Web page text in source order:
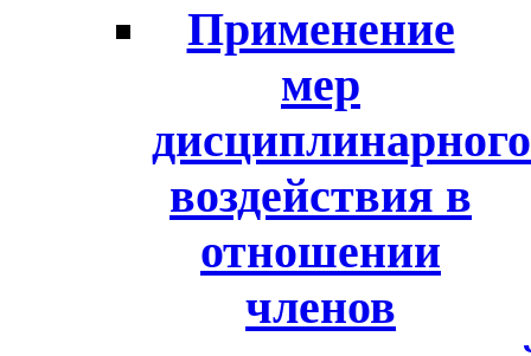
Применение
мер
дисциплинарного
воздействия в
отношении
членов